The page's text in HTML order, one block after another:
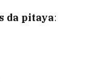
da pitaya: